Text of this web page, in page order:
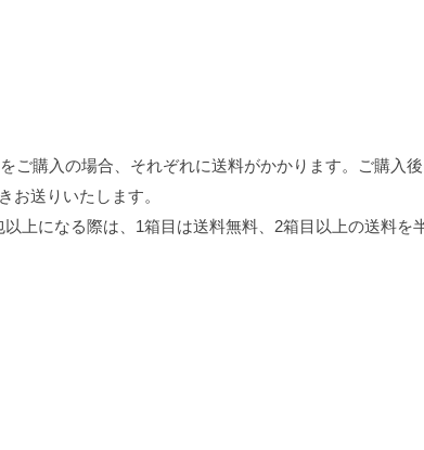
購入の場合、それぞれに送料がかかります。ご購入
お送りいたします。
上になる際は、1箱目は送料無料、2箱目以上の送料を